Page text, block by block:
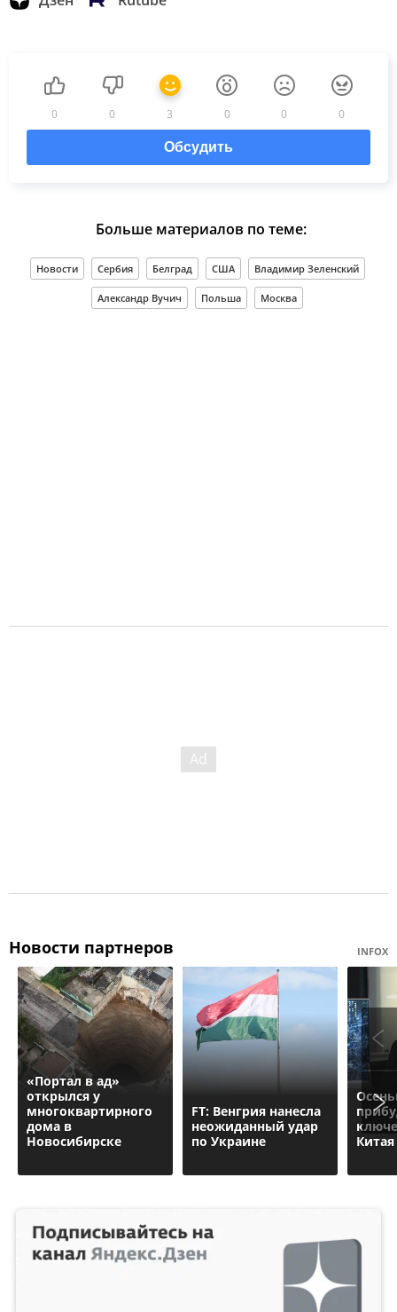
0 0 3 0 0 0
Обсудить
Больше материалов по теме:
Новости Сербия Белград США Владимир Зеленский
Александр Вучич Польша Москва
Новости партнеров INFOX
«Портал в ад»
открылся у
многоквартирного
дома в
Новосибирске
FT: Венгрия нанесла
неожиданный удар
по Украине
Китая